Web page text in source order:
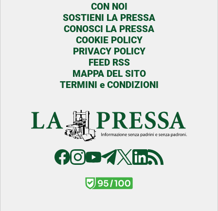
CON NOI
SOSTIENI LA PRESSA
CONOSCI LA PRESSA
COOKIE POLICY
PRIVACY POLICY
FEED RSS
MAPPA DEL SITO
TERMINI e CONDIZIONI